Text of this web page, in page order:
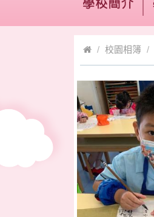
校園相簿